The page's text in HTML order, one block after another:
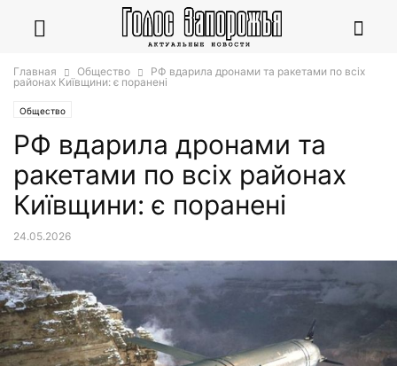
Главная Общество
РФ вдарила дронами та ракетами по всіх
районах Київщини: є поранені
Общество
РФ вдарила дронами та
ракетами по всіх районах
Київщини: є поранені
24.05.2026